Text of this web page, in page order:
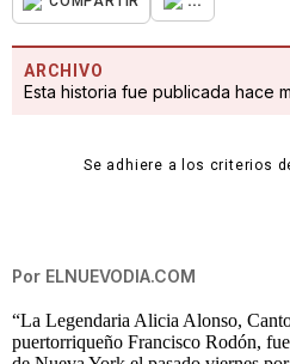
ARCHIVO
Esta historia fue publicada hace
Se adhiere a los criterios
Por ELNUEVODIA.COM
“La Legendaria Alicia Alonso,
puertorriqueño Francisco Rodón,